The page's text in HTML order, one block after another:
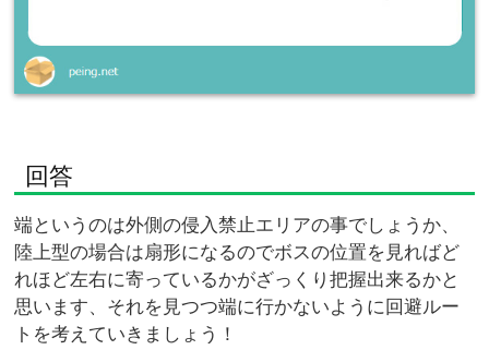
回答
端というのは外側の侵入禁止エリアの事でしょうか、
陸上型の場合は扇形になるのでボスの位置を見ればど
れほど左右に寄っているかがざっくり把握出来るかと
思います、それを見つつ端に行かないように回避ルー
トを考えていきましょう！